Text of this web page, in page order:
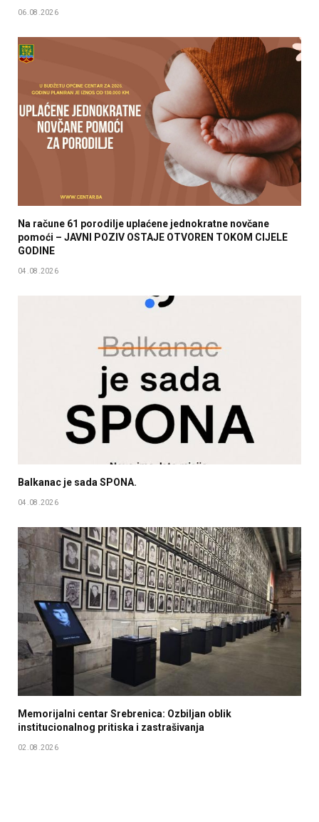
06.08.2026
Na račune 61 porodilje uplaćene jednokratne novčane
pomoći – JAVNI POZIV OSTAJE OTVOREN TOKOM CIJELE
GODINE
04.08.2026
Balkanac je sada SPONA.
04.08.2026
Memorijalni centar Srebrenica: Ozbiljan oblik
institucionalnog pritiska i zastrašivanja
02.08.2026